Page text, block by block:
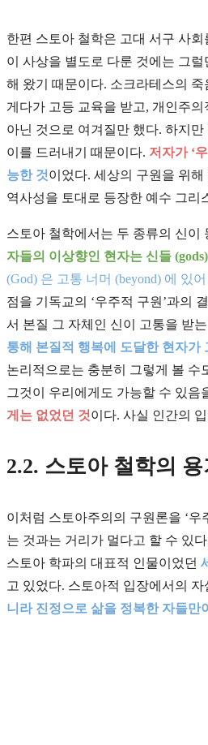
한편 스토아 철학은 고대 서구 사
이 사상을 별도로 다룬 것에는 그
해 왔기 때문이다. 소크라테스의
게다가 고등 교육을 받고, 개인주
아닌 것으로 여겨질만 했다. 하지만
이를 드러내기 때문이다. 저자가 ‘
능한 것이었다. 세상의 구원을 위
역사성을 토대로 등장한 예수 그리
스토아 철학에서는 두 종류의 신이
자들의 이상향인 현자는 신들
(God) 은 고통 너머 (beyond) 에 있
점을 기독교의 ‘우주적 구원’과의
서 본질 그 자체인 신이 고통을 받
통해 본질적 행복에 도달한 현자가
논리적으로는 충분히 그렇게 볼 수
그것이 우리에게도 가능할 수 있음
게는 없었던 것이다. 사실 인간의
2.2. 스토아 철학의 용
이처럼 스토아주의의 구원론을 ‘
는 것과는 거리가 멀다고 할 수 있
스토아 학파의 대표적 인물이었던
고 있었다. 스토아적 입장에서의
니라 진정으로 삶을 정복한 자들만